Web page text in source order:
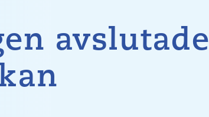
avslutade